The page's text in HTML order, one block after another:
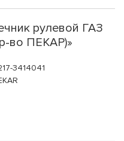
рулевой ГАЗ
во ПЕКАР)»
3414041